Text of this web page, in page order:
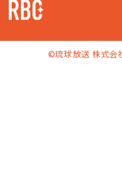
©琉球放送 株式